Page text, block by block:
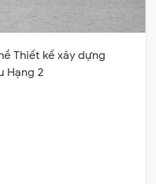
Thiết kế xây dựng
Hạng 2